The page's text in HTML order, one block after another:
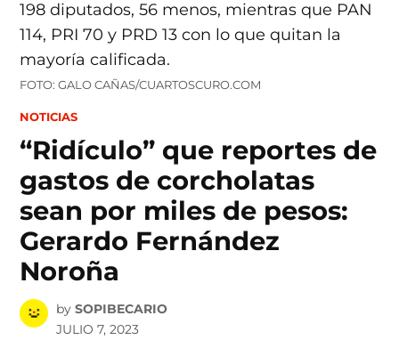
FOTO: GALO CAÑAS/CUARTOSCURO.COM
POSTED
NOTICIAS
“Ridículo” que reportes de
gastos de corcholatas
sean por miles de pesos:
Gerardo Fernández
Noroña
by SOPIBECARIO
JULIO 7, 2023